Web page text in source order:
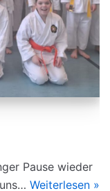
Pause wieder
Weiterlesen »